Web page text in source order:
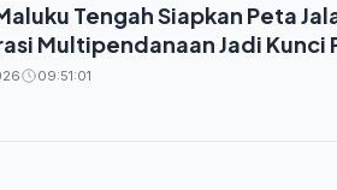
Tengah Siapkan Peta
Multipendanaan Jadi
09:51:01